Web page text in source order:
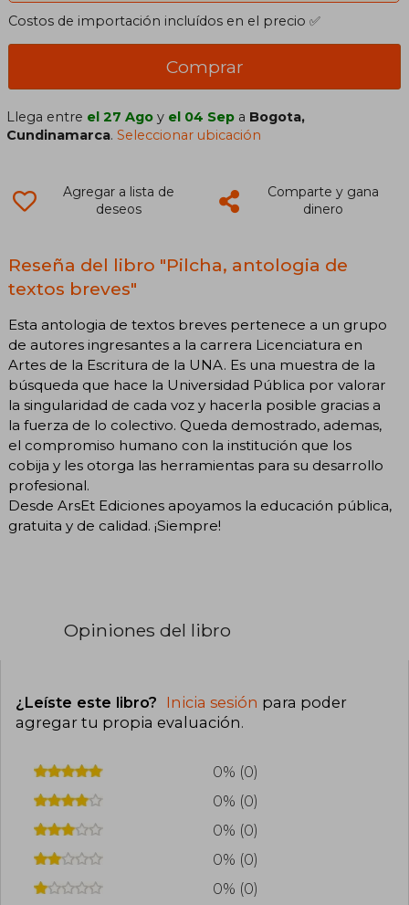
Costos de importación incluídos en el precio ✅
Comprar
Llega entre el 27 Ago y el 04 Sep a Bogota,
Cundinamarca.Seleccionar ubicación
Agregar a lista de
deseos
Comparte y gana
dinero
Reseña del libro "Pilcha, antologia de
textos breves"
Esta antologia de textos breves pertenece a un grupo
de autores ingresantes a la carrera Licenciatura en
Artes de la Escritura de la UNA. Es una muestra de la
búsqueda que hace la Universidad Pública por valorar
la singularidad de cada voz y hacerla posible gracias a
la fuerza de lo colectivo. Queda demostrado, ademas,
el compromiso humano con la institución que los
cobija y les otorga las herramientas para su desarrollo
profesional.
Desde ArsEt Ediciones apoyamos la educación pública,
gratuita y de calidad. ¡Siempre!
Opiniones del libro
¿Leíste este libro? Inicia sesión para poder
agregar tu propia evaluación.
0% (0)
0% (0)
0% (0)
0% (0)
0% (0)